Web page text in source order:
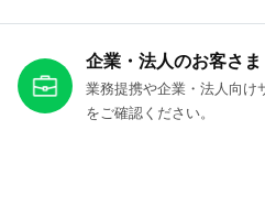
企業・法人のお客さま
業務提携や企業・法人向け
をご確認ください。